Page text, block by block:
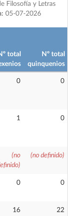
Filosofía y Letras
05-07-2026
total
Nº total
quinquenios
0 0
1 0
(no
(no definido)
0 0
16 22